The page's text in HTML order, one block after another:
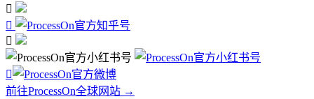




前往ProcessOn全球网站 →